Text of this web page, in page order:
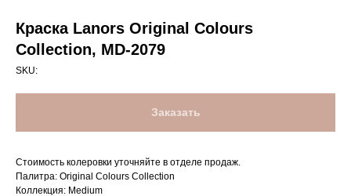
Краска Lanors Original Colours
Collection, MD-2079
SKU:
Заказать
Стоимость колеровки уточняйте в отделе продаж.
Палитра: Original Colours Collection
Коллекция: Medium